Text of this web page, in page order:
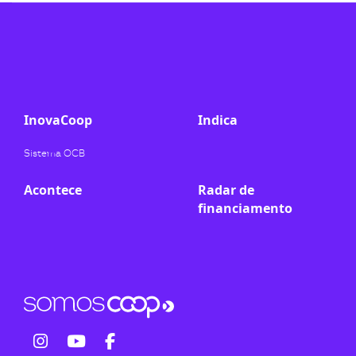
InovaCoop
Sistema OCB
Acontece
Indica
Radar de
financiamento
fab fabfab